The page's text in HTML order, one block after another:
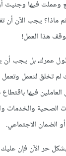
فيها وجنيت
يجب الآن أن
هذا العمل!
عمرك، بل يجب
تخلق لتعمل وتعمل
العاملين فيها
الصحية والخدمات
الضمان الاجتماعي.
حر الآن فإن عليك